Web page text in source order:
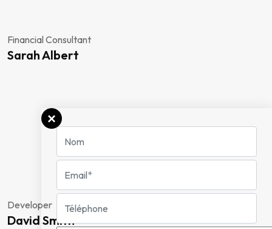
Financial Consultant
Sarah Albert
Developer
David Smith